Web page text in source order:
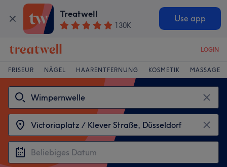
Treatwell
130K
Use app
LOGIN
FRISEUR NÄGEL HAARENTFERNUNG KOSMETIK MASSAGE